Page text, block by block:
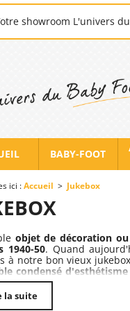
showroom L'univers
BABY-FOOT
ici :Accueil > Jukebox
objet de décoration
1940-50. Quand
à notre bon vieux
condensé
sur vos anciens vinyles.
véritable objet de
la suite